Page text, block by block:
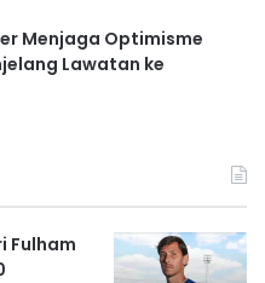
Menjaga Optimisme
Lawatan ke
Fulham